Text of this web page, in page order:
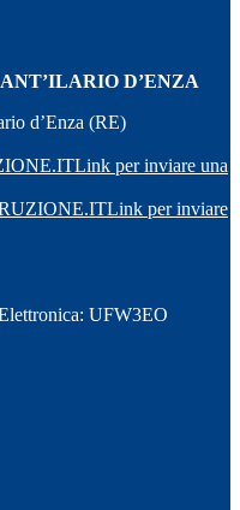
D’ENZA
d’Enza (RE)
Link per inviare una
Link per inviare
UFW3EO